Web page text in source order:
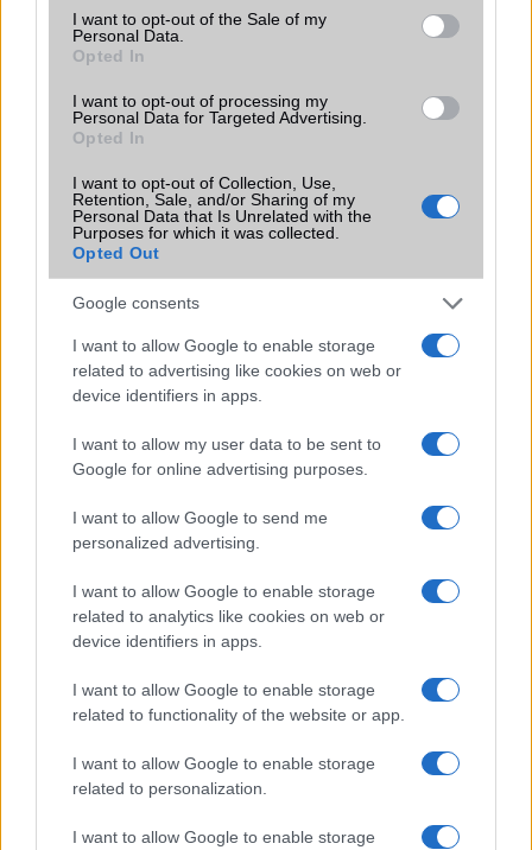
consent section.
I want to opt-out of the Sale of my
Personal Data.
Opted In
I want to opt-out of processing my
Personal Data for Targeted Advertising.
Opted In
I want to opt-out of Collection, Use,
Retention, Sale, and/or Sharing of my
Personal Data that Is Unrelated with the
Purposes for which it was collected.
Opted Out
Google consents
I want to allow Google to enable storage
related to advertising like cookies on web or
device identifiers in apps.
I want to allow my user data to be sent to
Google for online advertising purposes.
I want to allow Google to send me
personalized advertising.
I want to allow Google to enable storage
related to analytics like cookies on web or
device identifiers in apps.
I want to allow Google to enable storage
related to functionality of the website or app.
I want to allow Google to enable storage
related to personalization.
I want to allow Google to enable storage
SNS integráció
Organizer iCloud service
szótár
független
szótár
Office alkalmazások
szolgáltatás
Extrák Nincs Nincs
Vibra jelzés alap szolgáltatás
SIM típus eSIM nanoSIM
Flight mode Van
Terület Globális
Funkciók
karcolás álló üveg, olajálló
burkolat, Dolby Vision,
tone, Qi fast wireless
charging
HDR10+
Brand 2020 Nincs